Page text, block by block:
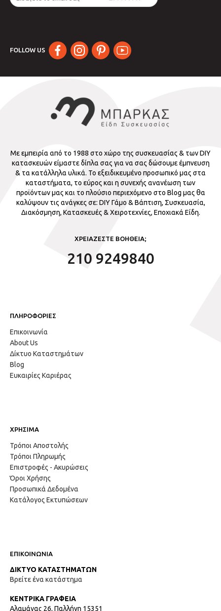
FOLLOW US
Με εμπειρία από το 1988 στο χώρο της συσκευασίας & των DIY
κατασκευών είμαστε δίπλα σας για να σας δώσουμε έμπνευση
& τα κατάλληλα υλικά. Το εξειδικευμένο προσωπικό μας στα
καταστήματα, το εύρος και η συνεχής ανανέωση των
προϊόντων μας και το πλούσιο περιεχόμενο στο Blog μας θα
καλύψουν τις ανάγκες σε: DIY Γάμο & Βάπτιση, Συσκευασία,
Διακόσμηση, Κατασκευές & Χειροτεχνίες, Εποχιακά Είδη.
ΧΡΕΙΑΖΕΣΤΕ ΒΟΗΘΕΙΑ;
210 9249840
ΠΛΗΡΟΦΟΡΙΕΣ
Επικοινωνία
About Us
Δίκτυο Καταστημάτων
Blog
Ευκαιρίες Καριέρας
ΧΡΗΣΙΜΑ
Τρόποι Αποστολής
Τρόποι Πληρωμής
Επιστροφές - Ακυρώσεις
Όροι Χρήσης
Προσωπικά Δεδομένα
Κατάλογος Εκτυπώσεων
ΕΠΙΚΟΙΝΩΝΙΑ
ΔΙΚΤΥΟ ΚΑΤΑΣΤΗΜΑΤΩΝ
Βρείτε ένα κατάστημα
ΚΕΝΤΡΙΚΑ ΓΡΑΦΕΙΑ
Αλαμάνας 26, Παλλήνη 15351